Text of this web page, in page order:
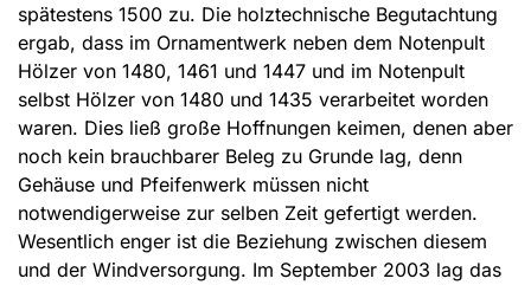
spätestens 1500 zu. Die holztechnische Begutachtung
ergab, dass im Ornamentwerk neben dem Notenpult
Hölzer von 1480, 1461 und 1447 und im Notenpult
selbst Hölzer von 1480 und 1435 verarbeitet worden
waren. Dies ließ große Hoffnungen keimen, denen aber
noch kein brauchbarer Beleg zu Grunde lag, denn
Gehäuse und Pfeifenwerk müssen nicht
notwendigerweise zur selben Zeit gefertigt werden.
Wesentlich enger ist die Beziehung zwischen diesem
und der Windversorgung. Im September 2003 lag das